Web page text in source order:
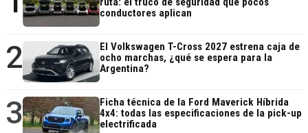
conductores aplican
2
El Volkswagen T-Cross 2027 estrena caja de
ocho marchas, ¿qué se espera para la
Argentina?
3
Ficha técnica de la Ford Maverick Híbrida
4x4: todas las especificaciones de la pick-up
electrificada